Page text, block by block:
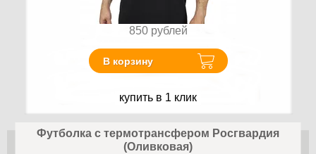
850 рублей
В корзину
купить в 1 клик
Футболка с термотрансфером Росгвардия
(Оливковая)